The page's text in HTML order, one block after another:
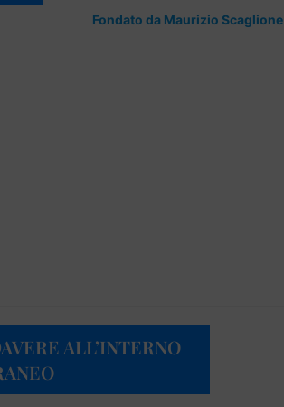
Fondato da Maurizio Scaglione
ALL’INTERNO